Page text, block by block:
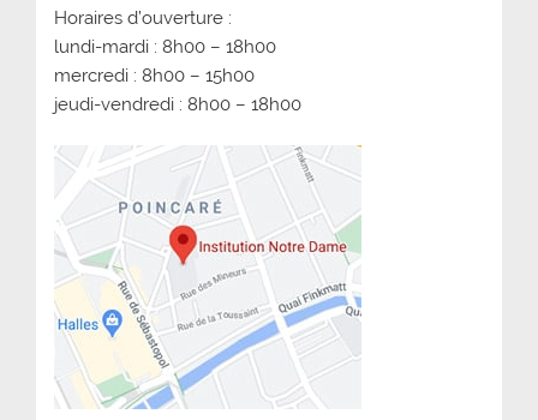
Horaires d’ouverture :
lundi-mardi : 8h00 – 18h00
mercredi : 8h00 – 15h00
jeudi-vendredi : 8h00 – 18h00